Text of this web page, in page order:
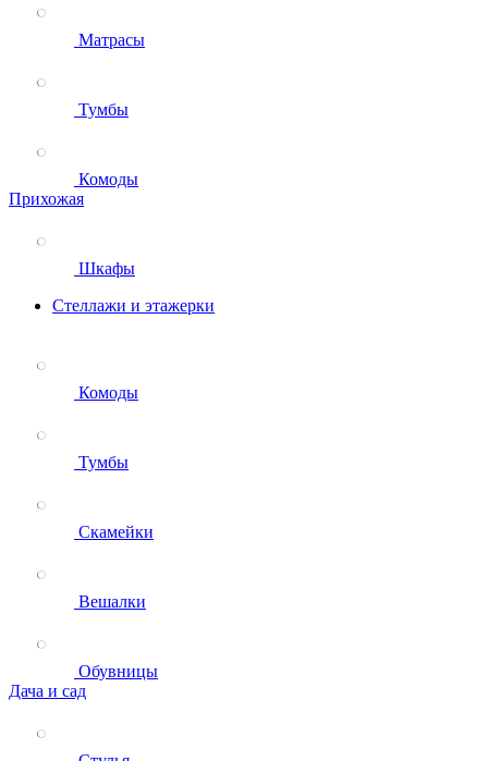
Матрасы
Тумбы
Комоды
Прихожая
Шкафы
Стеллажи и этажерки
Комоды
Тумбы
Скамейки
Вешалки
Обувницы
Дача и сад